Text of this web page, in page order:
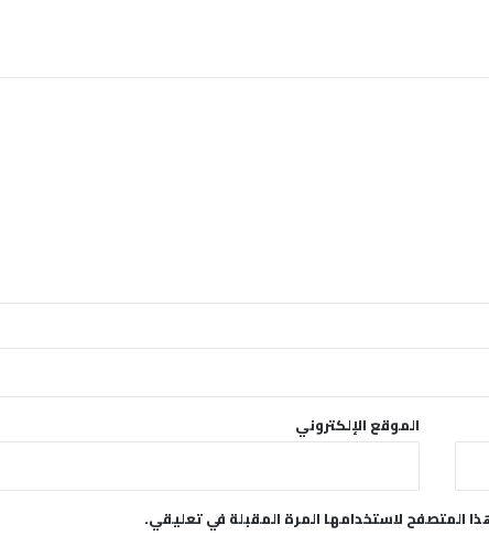
الموقع الإلكتروني
المتصفح لاستخدامها المرة المقبلة في تعليقي.